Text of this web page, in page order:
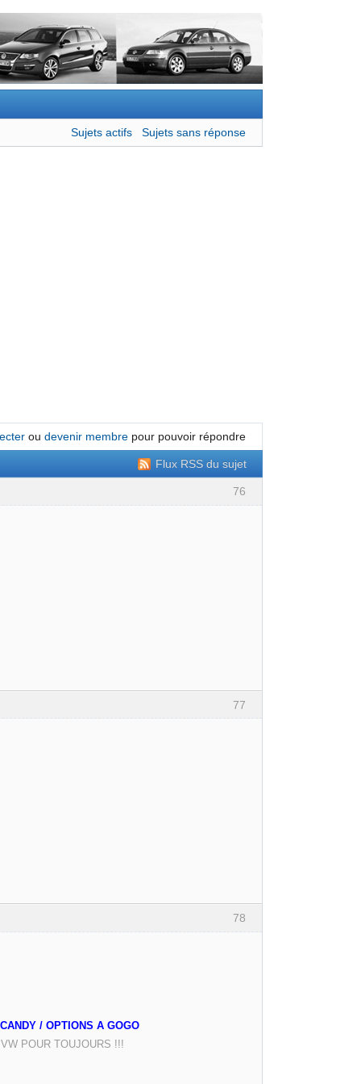
Sujets actifs Sujets sans réponse
ou devenir membrepour pouvoir répondre
Flux RSS du sujet
76
77
78
/ OPTIONS A GOGO
POUR TOUJOURS !!!